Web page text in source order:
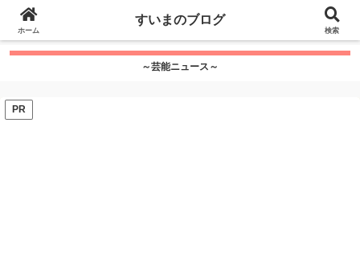
google.com, pub-7115624674097404, DIRECT,
f08c47fec0942fa0
～芸能ニュース～
PR
ホーム
すいまのブログ
検索